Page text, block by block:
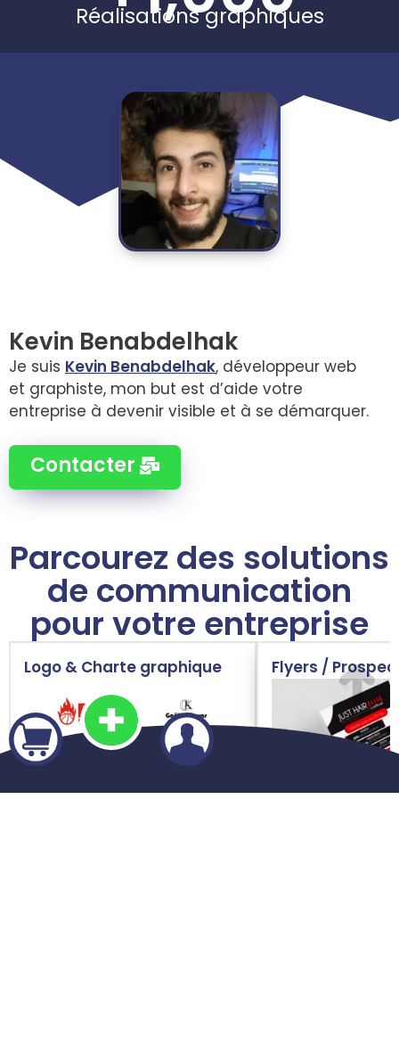
Réalisations graphiques
Kevin Benabdelhak
Je suis Kevin Benabdelhak, développeur web
et graphiste, mon but est d’aide votre
entreprise à devenir visible et à se démarquer.
Contacter
Parcourez des solutions
de communication
pour votre entreprise
Logo & Charte graphique Flyers /